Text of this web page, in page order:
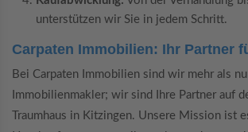
unterstützen wir Sie in jedem Schritt.
Carpaten Immobilien: Ihr Partner
Bei Carpaten Immobilien sind wir mehr als
Immobilienmakler; wir sind Ihre Partner auf
Traumhaus in Kitzingen. Unsere Mission ist